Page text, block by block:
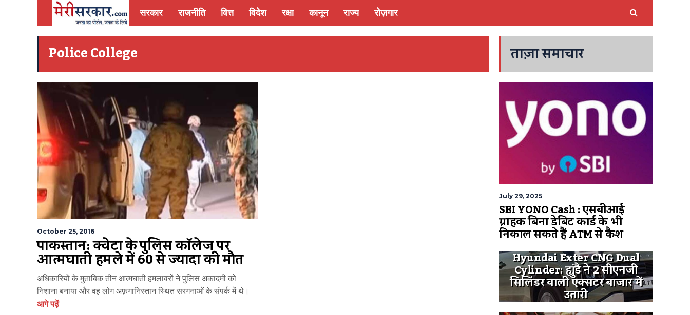
सरकार राजनीति वित्त विदेश रक्षा कानून राज्य रोज़गार
Police College
October 25, 2016
पाकिस्तान: क्वेटा के पुलिस कॉलेज पर
आत्मघाती हमले में 60 से ज्यादा की मौत
अधिकारियों के मुताबिक तीन आत्मघाती हमलावरों ने पुलिस अकादमी को
निशाना बनाया और वह लोग अफ़गानिस्तान स्थित सरगनाओं के संपर्क में थे।
आगे पढ़ें
ताज़ा समाचार
July 29, 2025
SBI YONO Cash : एसबीआई
ग्राहक बिना डेबिट कार्ड के भी
निकाल सकते हैं ATM से कैश
Hyundai Exter CNG Dual
Cylinder: ह्युंडै ने 2 सीएनजी
सिलिंडर वाली एक्सटर बाजार में
उतारी